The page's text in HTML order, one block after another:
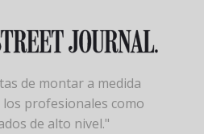
de montar a medida
profesionales como
de alto nivel."